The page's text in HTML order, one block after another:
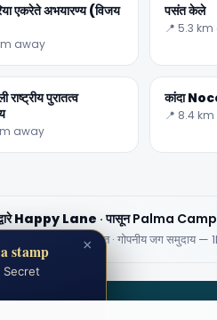
एकरेते अभयारण्य (विजय
away
पसंत केले
📍 5.3
राष्ट्रीय पुरातत्व
away
कांदा
📍 8.4
Happy Lane · पासून Palma
संपादकीय सामग्री प्रमाणित · गोपनीय जग समुदाय
×
stamp